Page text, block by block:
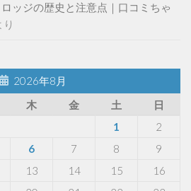
ッジの歴史と注意点｜口コミちゃ
り
2026年8月
木 金 土
日
1
2
6 7 8
9
13 14 15
16